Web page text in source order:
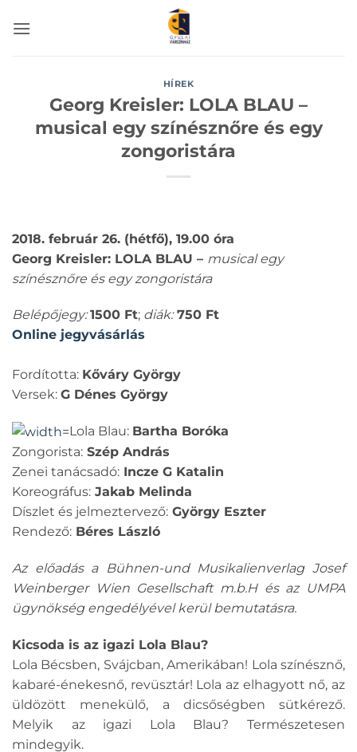
HÍREK
Georg Kreisler: LOLA BLAU –
musical egy színésznőre és egy
zongoristára
2018. február 26. (hétfő), 19.00 óra
Georg Kreisler: LOLA BLAU – musical egy
színésznőre és egy zongoristára
Belépőjegy:1500 Ft; diák:750 Ft
Online jegyvásárlás
Fordította: Kőváry György
Versek: G Dénes György
Lola Blau: Bartha Boróka
Zongorista: Szép András
Zenei tanácsadó: Incze G Katalin
Koreográfus: Jakab Melinda
Díszlet és jelmeztervező: György Eszter
Rendező: Béres László
Az előadás a Bühnen-und Musikalienverlag Josef
Weinberger Wien Gesellschaft m.b.H és az UMPA
ügynökség engedélyével kerül bemutatásra.
Kicsoda is az igazi Lola Blau?
Lola Bécsben, Svájcban, Amerikában! Lola színésznő,
kabaré-énekesnő, revüsztár! Lola az elhagyott nő, az
üldözött menekülő, a dicsőségben sütkérező.
Melyik az igazi Lola Blau? Természetesen
mindegyik.